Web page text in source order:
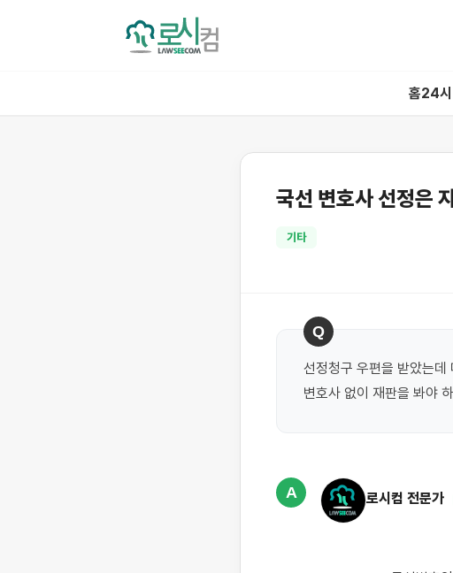
홈24시
국선 변호사 선정은
기타
Q
선정청구 우편을 받았는데
변호사 없이 재판을 봐야
A 로시컴 전문가